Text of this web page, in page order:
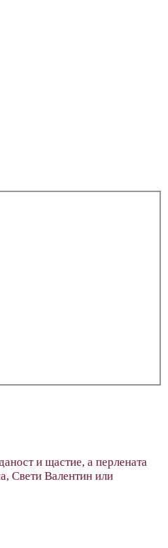
и щастие, а перлената
Свети Валентин или